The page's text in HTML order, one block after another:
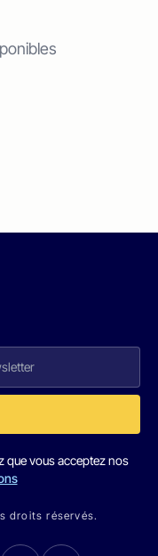
que vous acceptez nos
droits réservés.